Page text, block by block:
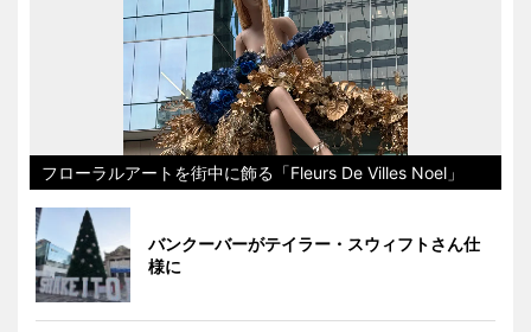
フローラルアートを街中に飾る「Fleurs De Villes Noel」
バンクーバーがテイラー・スウィフトさん仕
様に